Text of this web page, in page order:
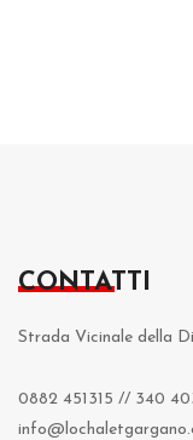
CONTATTI
Strada Vicinale della
0882 451315 // 340